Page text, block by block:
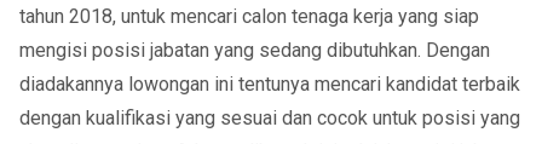
tahun 2018, untuk mencari calon tenaga kerja yang siap
mengisi posisi jabatan yang sedang dibutuhkan. Dengan
diadakannya lowongan ini tentunya mencari kandidat terbaik
dengan kualifikasi yang sesuai dan cocok untuk posisi yang